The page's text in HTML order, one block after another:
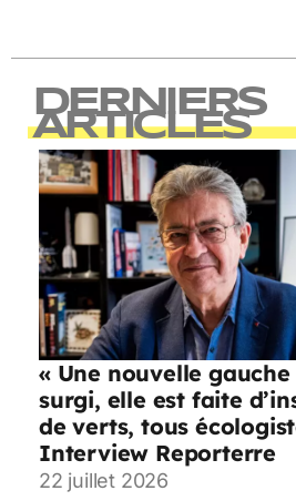
DERNIERS
ARTICLES
« Une nouvelle gauche
surgi, elle est faite
de verts, tous
Interview Reporterre
22 juillet 2026